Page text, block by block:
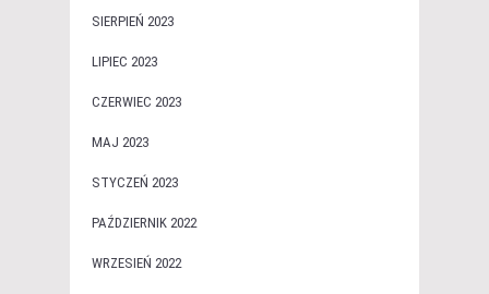
SIERPIEŃ 2023
LIPIEC 2023
CZERWIEC 2023
MAJ 2023
STYCZEŃ 2023
PAŹDZIERNIK 2022
WRZESIEŃ 2022